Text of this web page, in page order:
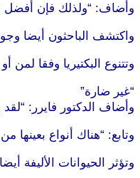
وأضاف: “ولذلك فإن أفضل
واكتشف الباحثون أيضا
وتتنوع البكتيريا وفقا
“غير ضارة”
وأضاف الدكتور فايرر:
وتابع: “هناك أنواع بعينها
وتؤثر الحيوانات الأليفة